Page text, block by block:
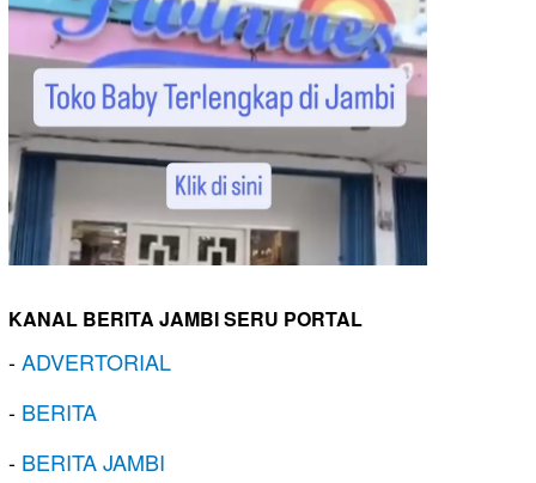
KANAL BERITA JAMBI SERU PORTAL
-ADVERTORIAL
- BERITA
- BERITA JAMBI